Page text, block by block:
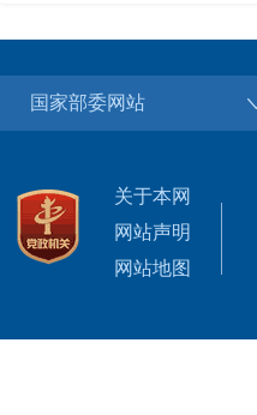
国家部委网站
关于本网
网站声明
网站地图